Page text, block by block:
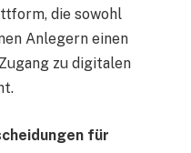
die sowohl
Anlegern einen
zu digitalen
für